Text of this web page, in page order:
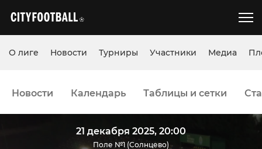
О лиге Новости Турниры Участники Медиа
Новости Календарь Таблицы и сетки
21 декабря 2025, 20:00
Поле №1 (Солнцево)